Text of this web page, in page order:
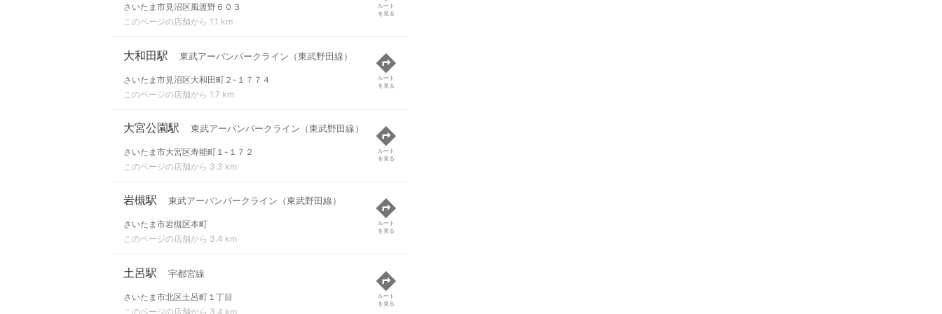
さいたま市見沼区風渡野６０３
このページの店舗から 1.1 km
ルート
を見る
大和田駅 東武アーバンパークライン（東武野田線）
さいたま市見沼区大和田町２-１７７４
このページの店舗から 1.7 km
ルート
を見る
大宮公園駅 東武アーバンパークライン（東武野田線）
さいたま市大宮区寿能町１-１７２
このページの店舗から 3.3 km
ルート
を見る
岩槻駅 東武アーバンパークライン（東武野田線）
さいたま市岩槻区本町
このページの店舗から 3.4 km
ルート
を見る
土呂駅 宇都宮線
さいたま市北区土呂町１丁目
このページの店舗から 3.4 km
ルート
を見る